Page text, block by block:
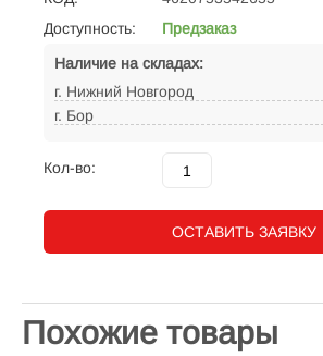
Доступность:
Предзаказ
Наличие на складах:
г. Нижний Новгород
г. Бор
Кол-во:
ОСТАВИТЬ ЗАЯВКУ
Похожие товары